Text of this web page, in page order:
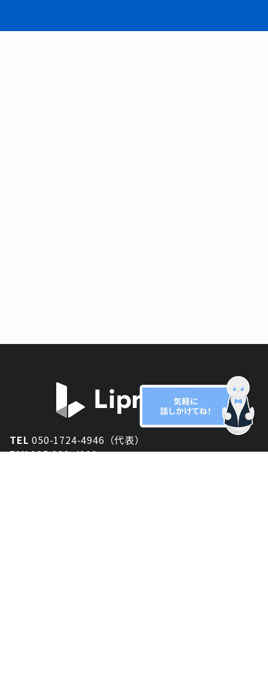
TEL050-1724-4946（代表）
FAX025-333-4900